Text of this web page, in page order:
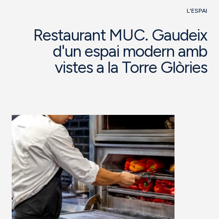
L'ESPAI
Restaurant MUC. Gaudeix
d'un espai modern amb
vistes a la Torre Glòries